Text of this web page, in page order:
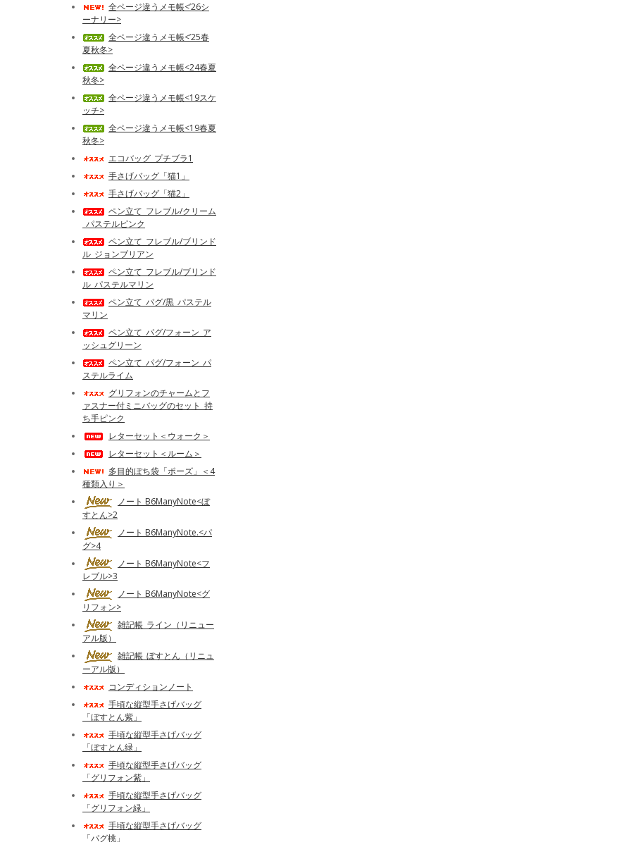
全ページ違うメモ帳<’26シ
ーナリー>
全ページ違うメモ帳<’25春
夏秋冬>
全ページ違うメモ帳<24春夏
秋冬>
全ページ違うメモ帳<19スケ
ッチ>
全ページ違うメモ帳<19春夏
秋冬>
エコバッグ_プチブラ1
手さげバッグ「猫1」
手さげバッグ「猫2」
ペン立て_フレブル/クリーム
_パステルピンク
ペン立て_フレブル/ブリンド
ル_ジョンブリアン
ペン立て_フレブル/ブリンド
ル_パステルマリン
ペン立て_パグ/黒_パステル
マリン
ペン立て_パグ/フォーン_ア
ッシュグリーン
ペン立て_パグ/フォーン_パ
ステルライム
グリフォンのチャームとフ
ァスナー付ミニバッグのセット_持
ち手ピンク
レターセット＜ウォーク＞
レターセット＜ルーム＞
多目的ぽち袋「ポーズ」＜4
種類入り＞
ノート B6ManyNote<ぼ
すとん>2
ノート B6ManyNote.<パ
グ>4
ノート B6ManyNote<フ
レブル>3
ノート B6ManyNote<グ
リフォン>
雑記帳_ライン（リニュー
アル版）
雑記帳_ぼすとん（リニュ
ーアル版）
コンディションノート
手頃な縦型手さげバッグ
「ぼすとん紫」
手頃な縦型手さげバッグ
「ぼすとん緑」
手頃な縦型手さげバッグ
「グリフォン紫」
手頃な縦型手さげバッグ
「グリフォン緑」
手頃な縦型手さげバッグ
「パグ桃」